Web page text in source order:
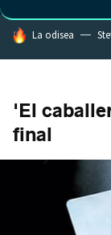
HOY SE HABLA DE
La odisea
'El
final